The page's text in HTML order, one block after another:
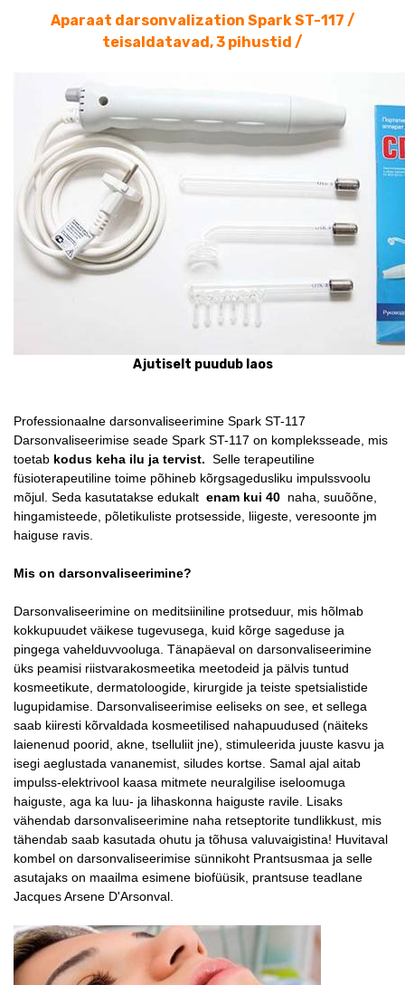
Aparaat darsonvalization Spark ST-117 /
teisaldatavad, 3 pihustid /
Ajutiselt puudub laos
Professionaalne darsonvaliseerimine Spark ST-117
Darsonvaliseerimise seade Spark ST-117 on kompleksseade, mis
toetab kodus keha ilu ja tervist. Selle terapeutiline
füsioterapeutiline toime põhineb kõrgsagedusliku impulssvoolu
mõjul. Seda kasutatakse edukalt enam kui 40 naha, suuõõne,
hingamisteede, põletikuliste protsesside, liigeste, veresoonte jm
haiguse ravis.
Mis on darsonvaliseerimine?
Darsonvaliseerimine on meditsiiniline protseduur, mis hõlmab
kokkupuudet väikese tugevusega, kuid kõrge sageduse ja
pingega vahelduvvooluga. Tänapäeval on darsonvaliseerimine
üks peamisi riistvarakosmeetika meetodeid ja pälvis tuntud
kosmeetikute, dermatoloogide, kirurgide ja teiste spetsialistide
lugupidamise. Darsonvaliseerimise eeliseks on see, et sellega
saab kiiresti kõrvaldada kosmeetilised nahapuudused (näiteks
laienenud poorid, akne, tselluliit jne), stimuleerida juuste kasvu ja
isegi aeglustada vananemist, siludes kortse. Samal ajal aitab
impulss-elektrivool kaasa mitmete neuralgilise iseloomuga
haiguste, aga ka luu- ja lihaskonna haiguste ravile. Lisaks
vähendab darsonvaliseerimine naha retseptorite tundlikkust, mis
tähendab saab kasutada ohutu ja tõhusa valuvaigistina! Huvitaval
kombel on darsonvaliseerimise sünnikoht Prantsusmaa ja selle
asutajaks on maailma esimene biofüüsik, prantsuse teadlane
Jacques Arsene D'Arsonval.